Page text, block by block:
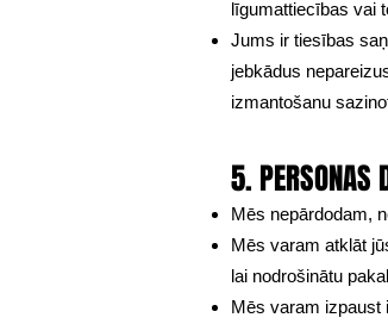
līgumattiecības vai
Jums ir tiesības
jebkādus
izmantošanu
5. PERSONAS
Mēs nepārdodam,
Mēs varam atklāt
lai nodrošinātu
Mēs varam izpaust